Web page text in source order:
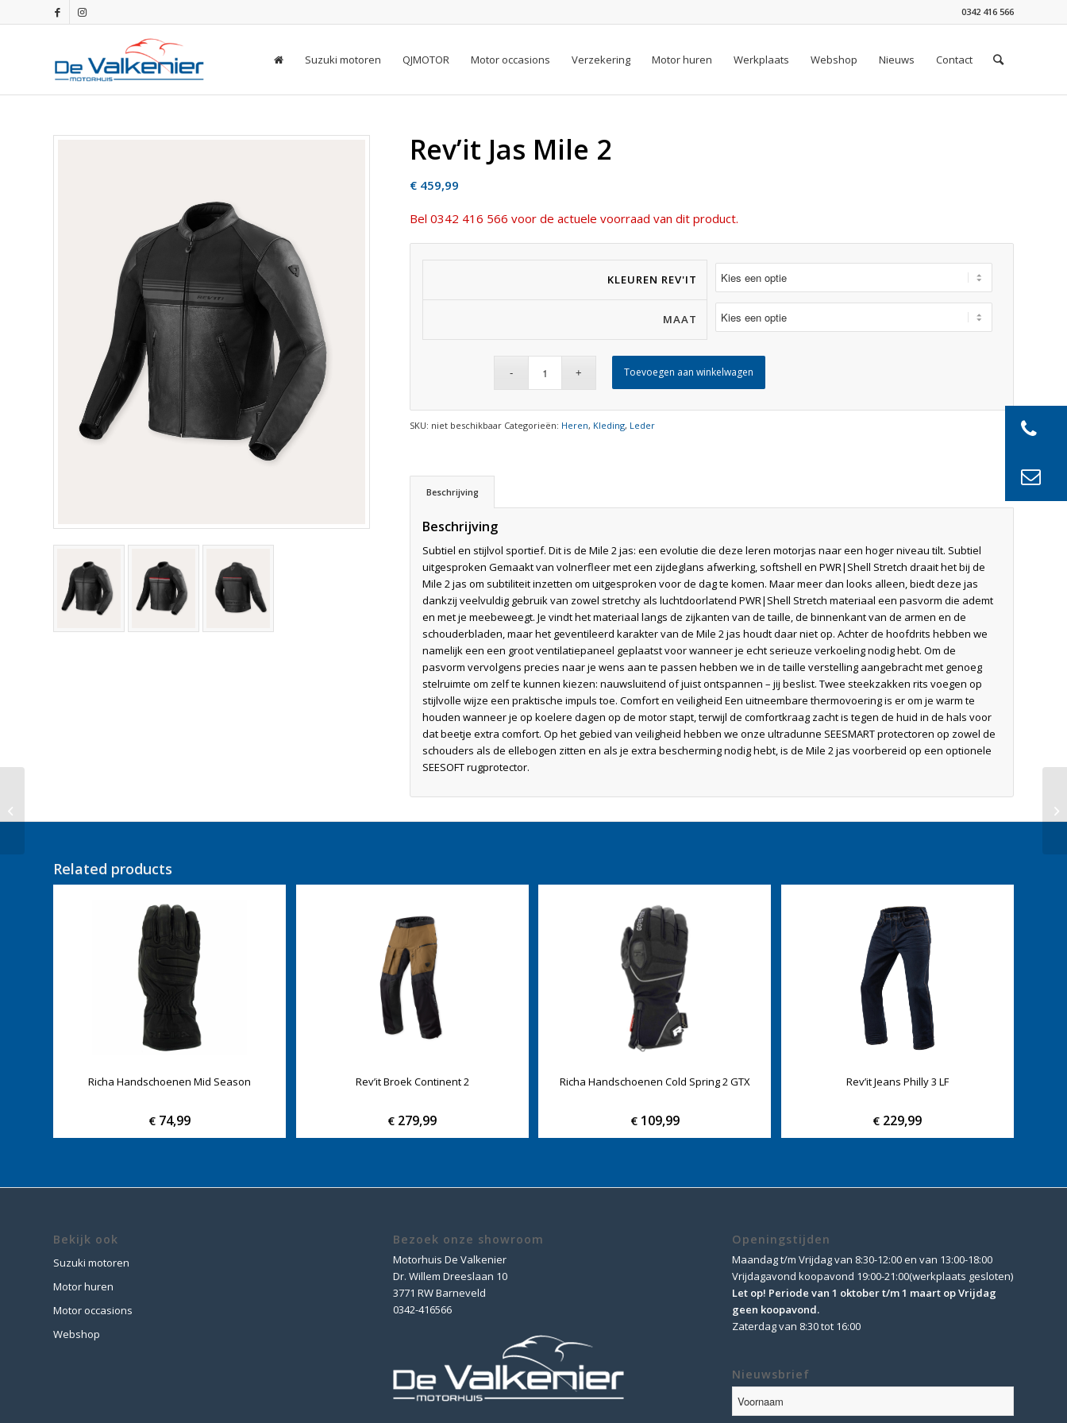
0342 416 566
Suzuki motoren QJMOTOR Motor occasions Verzekering Motor huren Werkplaats Webshop Nieuws Contact
Rev’it Jas Mile 2
€ 459,99
Bel 0342 416 566 voor de actuele voorraad van dit product.
KLEUREN REV'IT
MAAT
Toevoegen aan winkelwagen
SKU: niet beschikbaar Categorieën: Heren, Kleding, Leder
Beschrijving
Beschrijving
Subtiel en stijlvol sportief. Dit is de Mile 2 jas: een evolutie die deze leren motorjas naar een hoger niveau tilt. Subtiel
uitgesproken Gemaakt van volnerfleer met een zijdeglans afwerking, softshell en PWR|Shell Stretch draait het bij de
Mile 2 jas om subtiliteit inzetten om uitgesproken voor de dag te komen. Maar meer dan looks alleen, biedt deze jas
dankzij veelvuldig gebruik van zowel stretchy als luchtdoorlatend PWR|Shell Stretch materiaal een pasvorm die ademt
en met je meebeweegt. Je vindt het materiaal langs de zijkanten van de taille, de binnenkant van de armen en de
schouderbladen, maar het geventileerd karakter van de Mile 2 jas houdt daar niet op. Achter de hoofdrits hebben we
namelijk een een groot ventilatiepaneel geplaatst voor wanneer je echt serieuze verkoeling nodig hebt. Om de
pasvorm vervolgens precies naar je wens aan te passen hebben we in de taille verstelling aangebracht met genoeg
stelruimte om zelf te kunnen kiezen: nauwsluitend of juist ontspannen – jij beslist. Twee steekzakken rits voegen op
stijlvolle wijze een praktische impuls toe. Comfort en veiligheid Een uitneembare thermovoering is er om je warm te
houden wanneer je op koelere dagen op de motor stapt, terwijl de comfortkraag zacht is tegen de huid in de hals voor
dat beetje extra comfort. Op het gebied van veiligheid hebben we onze ultradunne SEESMART protectoren op zowel de
schouders als de ellebogen zitten en als je extra bescherming nodig hebt, is de Mile 2 jas voorbereid op een optionele
SEESOFT rugprotector.
Related products
Richa Handschoenen Mid Season
€ 74,99
Rev’it Broek Continent 2
€ 279,99
Richa Handschoenen Cold Spring 2 GTX
€109,99
Rev’it Jeans Philly 3 LF
€ 229,99
Bekijk ook
Suzuki motoren
Motor huren
Motor occasions
Webshop
Bezoek onze showroom
Motorhuis De Valkenier
Dr. Willem Dreeslaan 10
3771 RW Barneveld
0342-416566
Openingstijden
Maandag t/m Vrijdag van 8:30-12:00 en van 13:00-18:00
Vrijdagavond koopavond 19:00-21:00(werkplaats gesloten)
Let op! Periode van 1 oktober t/m 1 maart op Vrijdag
geen koopavond.
Zaterdag van 8:30 tot 16:00
Nieuwsbrief
Davis 2 RF